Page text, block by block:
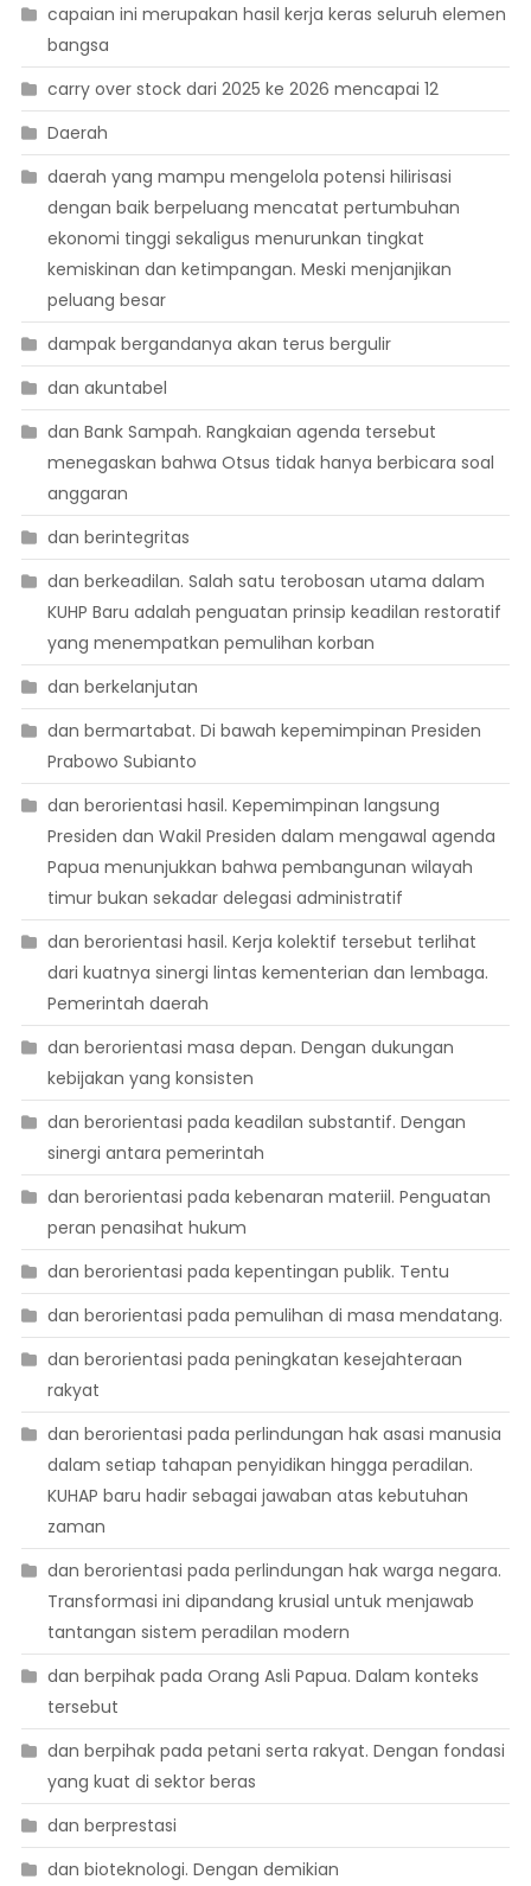
capaian ini merupakan hasil kerja keras seluruh elemen
bangsa
carry over stock dari 2025 ke 2026 mencapai 12
Daerah
daerah yang mampu mengelola potensi hilirisasi
dengan baik berpeluang mencatat pertumbuhan
ekonomi tinggi sekaligus menurunkan tingkat
kemiskinan dan ketimpangan. Meski menjanjikan
peluang besar
dampak bergandanya akan terus bergulir
dan akuntabel
dan Bank Sampah. Rangkaian agenda tersebut
menegaskan bahwa Otsus tidak hanya berbicara soal
anggaran
dan berintegritas
dan berkeadilan. Salah satu terobosan utama dalam
KUHP Baru adalah penguatan prinsip keadilan restoratif
yang menempatkan pemulihan korban
dan berkelanjutan
dan bermartabat. Di bawah kepemimpinan Presiden
Prabowo Subianto
dan berorientasi hasil. Kepemimpinan langsung
Presiden dan Wakil Presiden dalam mengawal agenda
Papua menunjukkan bahwa pembangunan wilayah
timur bukan sekadar delegasi administratif
dan berorientasi hasil. Kerja kolektif tersebut terlihat
dari kuatnya sinergi lintas kementerian dan lembaga.
Pemerintah daerah
dan berorientasi masa depan. Dengan dukungan
kebijakan yang konsisten
dan berorientasi pada keadilan substantif. Dengan
sinergi antara pemerintah
dan berorientasi pada kebenaran materiil. Penguatan
peran penasihat hukum
dan berorientasi pada kepentingan publik. Tentu
dan berorientasi pada pemulihan di masa mendatang.
dan berorientasi pada peningkatan kesejahteraan
rakyat
dan berorientasi pada perlindungan hak asasi manusia
dalam setiap tahapan penyidikan hingga peradilan.
KUHAP baru hadir sebagai jawaban atas kebutuhan
zaman
dan berorientasi pada perlindungan hak warga negara.
Transformasi ini dipandang krusial untuk menjawab
tantangan sistem peradilan modern
dan berpihak pada Orang Asli Papua. Dalam konteks
tersebut
dan berpihak pada petani serta rakyat. Dengan fondasi
yang kuat di sektor beras
dan berprestasi
dan bioteknologi. Dengan demikian